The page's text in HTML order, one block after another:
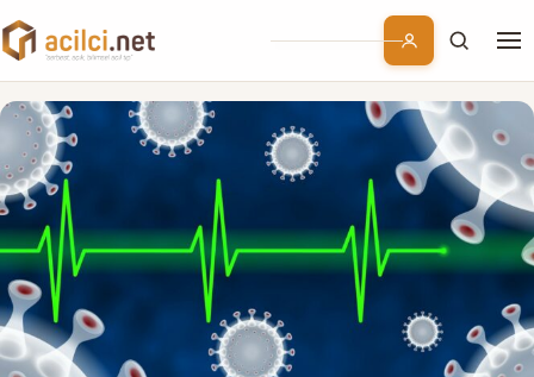
Branşlar
Konular
Kurumsal
Abonelik